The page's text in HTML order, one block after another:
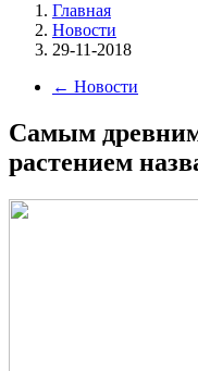
Главная
Новости
29-11-2018
← Новости
Самым
растением